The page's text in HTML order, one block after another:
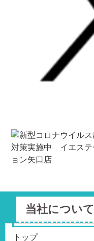
当社について
トップ